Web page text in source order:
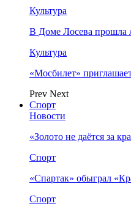
Культура
В Доме Лосева прошла
Культура
«Мосбилет»
Prev Next
Спорт
Новости
«Золото не даётся за
Спорт
«Спартак» обыграл
Спорт